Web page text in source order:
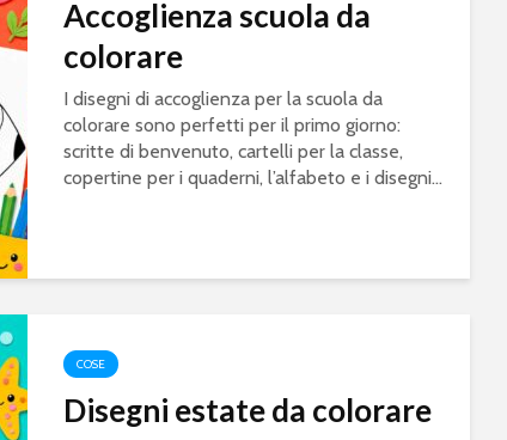
Accoglienza scuola da
colorare
I disegni di accoglienza per la scuola da
colorare sono perfetti per il primo giorno:
scritte di benvenuto, cartelli per la classe,
copertine per i quaderni, l’alfabeto e i disegni...
COSE
Disegni estate da colorare